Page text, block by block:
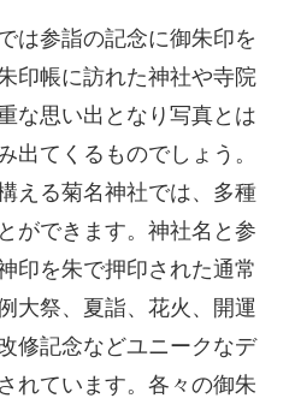
は参詣の記念に御朱印を
印帳に訪れた神社や寺院
な思い出となり写真とは
出てくるものでしょう。
える菊名神社では、多種
ができます。神社名と参
印を朱で押印された通常
大祭、夏詣、花火、開運
修記念などユニークなデ
れています。各々の御朱